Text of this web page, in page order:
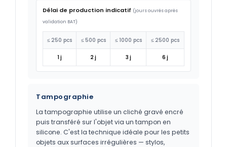
Délai de production indicatif (jours ouvrés après
validation BAT)
≤ 250 pcs ≤ 500 pcs ≤ 1000 pcs ≤ 2500 pcs
1 j 2 j 3 j 6 j
Tampographie
La tampographie utilise un cliché gravé encré
puis transféré sur l'objet via un tampon en
silicone. C'est la technique idéale pour les petits
objets aux surfaces irrégulières — stylos,